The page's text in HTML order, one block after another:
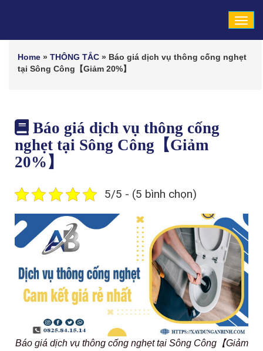
Home » THÔNG TẮC » Báo giá dịch vụ thông cống nghẹt
tại Sông Công【Giảm 20%】
Báo giá dịch vụ thông cống
nghẹt tại Sông Công【Giảm
20%】
5/5 - (5 bình chọn)
Báo giá dịch vụ thông cống nghẹt tại Sông Công【Giảm